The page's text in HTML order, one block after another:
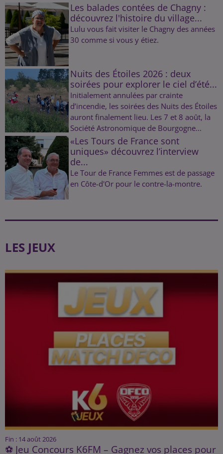
Les balades contées de Chagny :
découvrez l'histoire du village...
Lulu vous fait visiter le Chagny des années
30 comme si vous y étiez.
Nuits des Étoiles 2026 : deux
soirées pour explorer le ciel d’été...
Initialement annulées par crainte
d’incendie, les soirées des Nuits des Étoiles
auront finalement lieu. Les 7 et 8 août, la
Société Astronomique de Bourgogne...
«Les Tours de France sont
uniques» découvrez l’interview
de...
Le Tour de France Femmes est de passage
en Côte-d'Or pour le contre-la-montre.
LES JEUX
Fin : 14 août 2026
⚽ Jeu Concours K6FM – Gagnez vos places pour